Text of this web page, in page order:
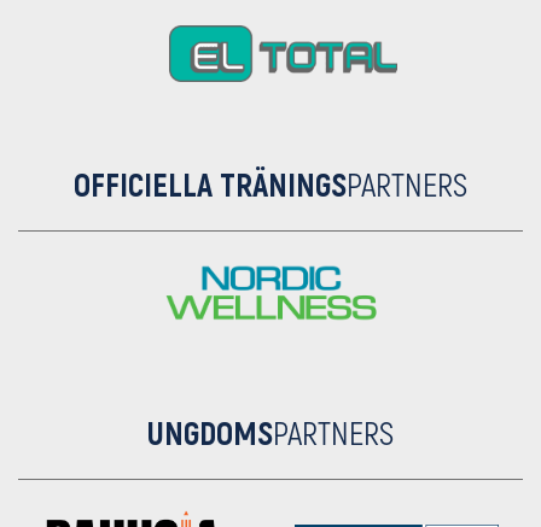
OFFICIELLA TRÄNINGSPARTNERS
UNGDOMSPARTNERS